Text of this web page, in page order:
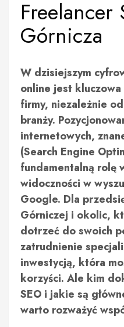
Freelancer
Górnicza
W dzisiejszym
online jest
firmy, niezależnie
branży.
internetowych,
(Search Engine
fundamentalną rolę
widoczności w
Google. Dla
Górniczej i okolic,
dotrzeć do swoich
zatrudnienie
inwestycją, która
korzyści. Ale kim
SEO i jakie są
warto rozważyć